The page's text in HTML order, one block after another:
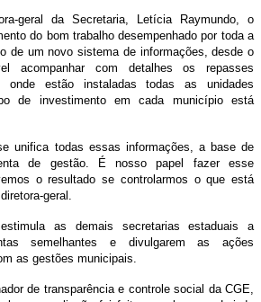
geral da Secretaria, Letícia Raymundo, o
do bom trabalho desempenhado por toda a
de um novo sistema de informações, desde o
acompanhar com detalhes os repasses
estão instaladas todas as unidades
de investimento em cada município está
unifica todas essas informações, a base de
de gestão. É nosso papel fazer esse
o resultado se controlarmos o que está
geral.
as demais secretarias estaduais a
semelhantes e divulgarem as ações
as gestões municipais.
de transparência e controle social da CGE,